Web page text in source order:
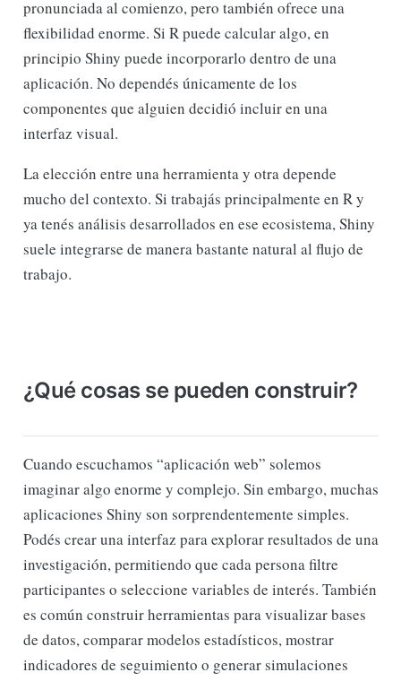
pronunciada al comienzo, pero también ofrece una
flexibilidad enorme. Si R puede calcular algo, en
principio Shiny puede incorporarlo dentro de una
aplicación. No dependés únicamente de los
componentes que alguien decidió incluir en una
interfaz visual.
La elección entre una herramienta y otra depende
mucho del contexto. Si trabajás principalmente en R y
ya tenés análisis desarrollados en ese ecosistema, Shiny
suele integrarse de manera bastante natural al flujo de
trabajo.
¿Qué cosas se pueden construir?
Cuando escuchamos “aplicación web” solemos
imaginar algo enorme y complejo. Sin embargo, muchas
aplicaciones Shiny son sorprendentemente simples.
Podés crear una interfaz para explorar resultados de una
investigación, permitiendo que cada persona filtre
participantes o seleccione variables de interés. También
es común construir herramientas para visualizar bases
de datos, comparar modelos estadísticos, mostrar
indicadores de seguimiento o generar simulaciones